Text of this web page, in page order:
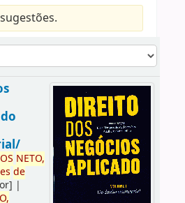
NETO,
de
|